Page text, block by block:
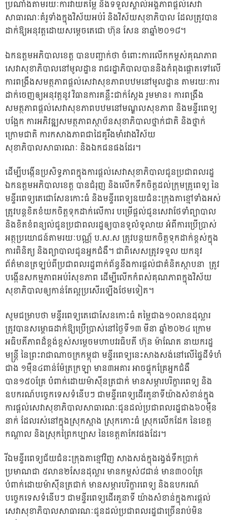
ប្រណាំងតាមរយៈការវាយតម្លៃ និងទទួលស្គាល់អង្គភាពផ្តល់សេវា
សាធារណៈគំរូទាំងក្នុងវិស័យអប់រំ និងវិស័យសុខាភិបាល ដែលត្រូវបាន
ដាក់ឱ្យអនុវត្តដោយសម្តេចតេជោ ហ៊ុន សែន នាឆ្នាំ២០១៨។
ឯកឧត្តមអភិបាលខេត្ត បានបញ្ជាក់ថា ចំពោះការលើកកម្ពស់គុណភាព
សេវាសុខាភិបាលនៅមូលដ្ឋាន រាជរដ្ឋាភិបាលបាននិងកំពុងផ្តោតទៅលើ
ការពង្រឹងសមត្ថភាពផ្តល់សេវាសុខភាពបឋមនៅមូលដ្ឋាន តាមរយៈការ
ដាក់ចេញឲ្យអនុវត្តនូវ វិធានការគន្លឹះជាក់ស្តែង រួមមាន៖ ការពង្រឹង
សមត្ថភាពផ្តល់សេវាសុខភាពបឋមនៅមណ្ឌលសុខភាព និងមន្ទីរពេទ្យ
បង្អែក ការអភិវឌ្ឍសមត្ថភាពស្ថាប័នសុខាភិបាលថ្នាក់ជាតិ និងថ្នាក់
ក្រោមជាតិ ការកសាងភាពជាដៃគូរឹងមាំរវាងវិស័យ
សុខាភិបាលសាធារណៈ និងឯកជនផងដែរ។
ដើម្បីបង្កើនប្រសិទ្ធភាពក្នុងការផ្តល់សេវាសុខាភិបាលជូនប្រជាពលរដ្ឋ
ឯកឧត្តមអភិបាលខេត្ត បានជំរុញ និងលើកទឹកចិត្តដល់ក្រុមគ្រូពេទ្យ នៃ
មន្ទីរពេទ្យតេជោសែនកោះធំ និងមន្ទីរពេទ្យឧយជំនះក្រុងតាខ្មៅទាំងអស់
ត្រូវបន្តខិតខំយកចិត្តទុកដាក់លើការ បម្រើផ្តល់ជូនសេវាថែទាំព្យាបាល
និងខិតខំពន្យល់ជូនប្រជាពលរដ្ឋឲ្យបានទូលំទូលាយ អំពីការប្រើប្រាស់
អត្ថប្រយោជន៍តាមរយៈបណ្ណ័ ប.ស.ស ត្រូវបន្តយកចិត្តទុកដាក់ខ្ពស់ក្នុង
ការពិនិត្យ និងព្យាបាលជូនអ្នកជំងឺ។ ជាពិសេសត្រូវទទួល យកនូវ
ព័ត៌មានត្រឡប់ពីប្រជាពលរដ្ឋពាក់ព័ន្ធនឹងការផ្តល់ជាគំនិតស្ថាបនា ត្រូវ
បង្កើនសកម្មភាពអប់រំសុខភាព ដើម្បីលើកកំពស់គុណភាពក្នុងវិស័យ
សុខាភិបាលឲ្យកាន់តែល្អប្រសើរឡើងថែមទៀត។
សូមជម្រាបថា មន្ទីរពេទ្យតេជោសែនកោះធំ តម្លៃជាង១០លានដុល្លារ
ត្រូវបានសម្ពោធដាក់ឱ្យប្រើប្រាស់នៅថ្ងៃទី១៣ មីនា ឆ្នាំ២០២៤ ក្រោម
អធិបតីភាពដ៏ខ្ពង់ខ្ពស់សម្តេចមហាបវរធិបតី ហ៊ុន ម៉ាណែត នាយករដ្ឋ
មន្ត្រី នៃព្រះរាជាណាចក្រកម្ពុជា មន្ទីរពេទ្យនេះសាងសង់នៅលើផ្ទៃដីទំហំ
ជាង ១ម៉ឺន៤ពាន់ម៉ែត្រក្រឡា មាន៣អគារ អាចផ្ទុកគ្រែអ្នកជំងឺ
បាន១៥០គ្រែ បំពាក់ដោយម៉ាស៊ីនត្រជាក់ មានសម្ភារបរិក្ខារពេទ្យ និង
ឧបករណ៍បច្ចេកទេសទំនើបៗ ជាមន្ទីរពេទ្យដើរតួនាទីយ៉ាងសំខាន់ក្នុង
ការ​ផ្តល់សេវាសុខាភិបាល​សាធារណៈជូនដល់ប្រជាពលរដ្ឋជាង៦០ម៉ឺន
នាក់ ដែលរស់នៅក្នុងស្រុកស្អាង ស្រុកកោះធំ ស្រុកលើក​ដែក នៃខេត្ត
កណ្តាល និងស្រុកព្រៃកប្បាស នៃខេត្តតាកែវផងដែរ។
រីឯមន្ទីរពេទ្យជ័យជំនះក្រុងតាខ្មៅវិញ សាងសង់ក្នុងរង្វង់ទឹកប្រាក់
ប្រមាណជា ៥លាន២សែនដុល្លារ មានកម្ពស់៨ជាន់ មាន៣០០គ្រែ
បំពាក់ដោយម៉ាស៊ីនត្រជាក់ មានសម្ភារបរិក្ខារពេទ្យ និងឧបករណ៍
បច្ចេកទេសទំនើបៗ ជាមន្ទីរពេទ្យដើរតួនាទី យ៉ាងសំខាន់ក្នុងការ​ផ្តល់
សេវាសុខាភិបាល​សាធារណៈជូនដល់ប្រជាពលរដ្ឋជាច្រើនរាប់មិន